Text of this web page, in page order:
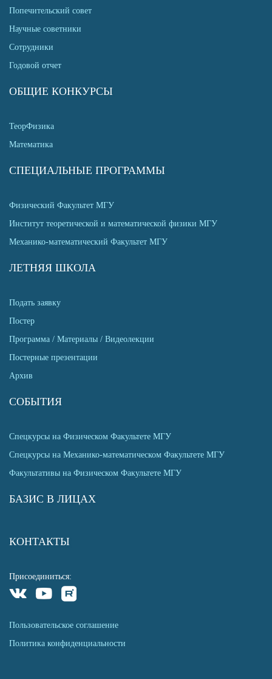
Попечительский совет
Научные советники
Сотрудники
Годовой отчет
ОБЩИЕ КОНКУРСЫ
ТеорФизика
Математика
СПЕЦИАЛЬНЫЕ ПРОГРАММЫ
Физический Факультет МГУ
Институт теоретической и математической физики МГУ
Механико-математический Факультет МГУ
ЛЕТНЯЯ ШКОЛА
Подать заявку
Постер
Программа / Материалы / Видеолекции
Постерные презентации
Архив
СОБЫТИЯ
Спецкурсы на Физическом Факультете МГУ
Спецкурсы на Механико-математическом Факультете МГУ
Факультативы на Физическом Факультете МГУ
БАЗИС В ЛИЦАХ
КОНТАКТЫ
Присоединиться:
Пользовательское соглашение
Политика конфиденциальности